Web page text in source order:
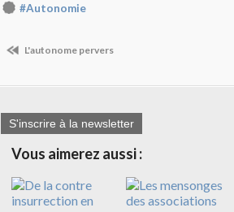
#Autonomie
L'autonome pervers
S'inscrire à la newsletter
Vous aimerez aussi :